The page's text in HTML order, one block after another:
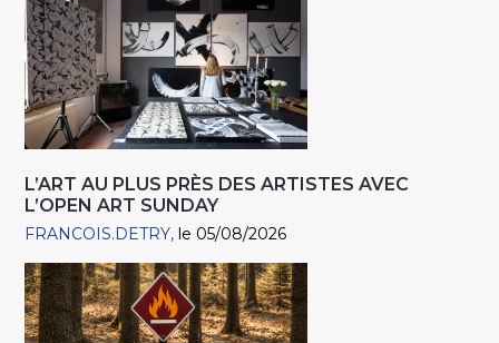
L’ART AU PLUS PRÈS DES ARTISTES AVEC
L’OPEN ART SUNDAY
FRANCOIS.DETRY le 05/08/2026